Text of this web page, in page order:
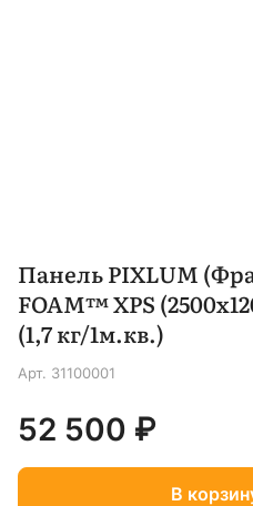
Панель PIXLUM
FOAM™ XPS
(1,7 кг/1м.кв.)
Арт. 31100001
52 500 ₽
В